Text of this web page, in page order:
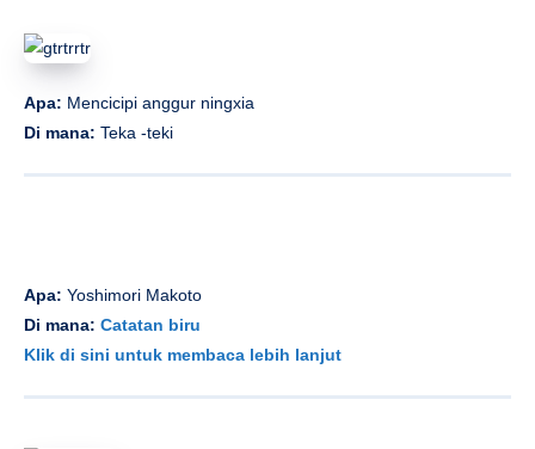
Apa: Mencicipi anggur ningxia
Di mana: Teka -teki
Apa: Yoshimori Makoto
Di mana: Catatan biru
Klik di sini untuk membaca lebih lanjut